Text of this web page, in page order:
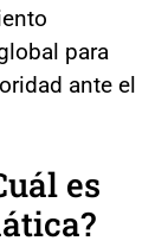
para
ante el
es